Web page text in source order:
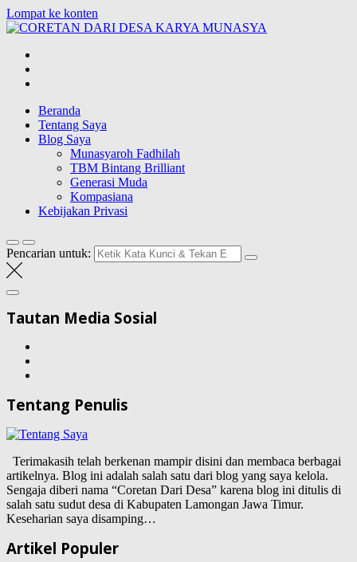
Lompat ke konten
Blog Wong Ndeso yang ingin berbagi berbagai hal di sekitarnya
Beranda
Tentang Saya
Blog Saya
Munasyaroh Fadhilah
TBM Bintang Brilliant
Generasi Muda
Kompasiana
Kebijakan Privasi
Pencarian untuk:
Tautan Media Sosial
Tentang Penulis
Terimakasih telah berkenan mampir disini dan membaca berbagai
artikelnya. Blog ini adalah salah satu dari blog yang saya kelola.
Sengaja diberi nama “Coretan Dari Desa” karena blog ini ditulis di
salah satu sudut desa di Kabupaten Lamongan Jawa Timur.
Keseharian saya disamping…
Artikel Populer